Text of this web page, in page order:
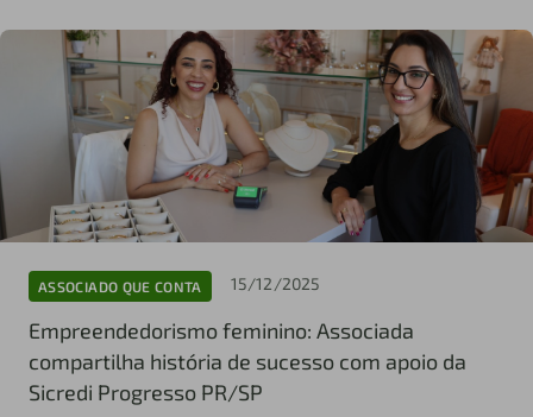
ASSOCIADO QUE CONTA 15/12/2025
Empreendedorismo feminino: Associada
compartilha história de sucesso com apoio da
Sicredi Progresso PR/SP